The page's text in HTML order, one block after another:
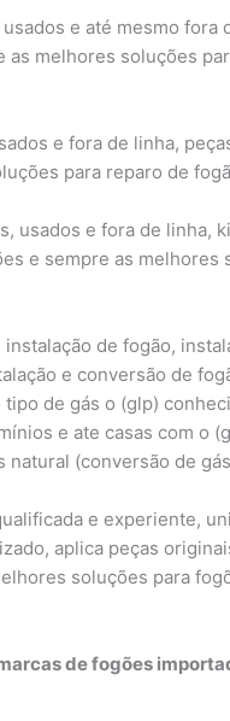
e até mesmo fora
as melhores soluções
e fora de linha,
para reparo de
usados e fora de linha,
e sempre as melhores
de fogão,
e conversão de
de gás o (glp)
e ate casas com o
(conversão de
e experiente,
aplica peças
soluções para
de fogões